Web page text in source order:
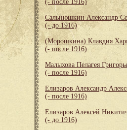
(- после 1916)
Сальнюшкин Александр
(- до 1916)
(Морошкина) Клавдия
(- после 1916)
Малыхова Пелагея
(- после 1916)
Елизаров Александр
(- после 1916)
Елизаров Алексей
(- до 1916)